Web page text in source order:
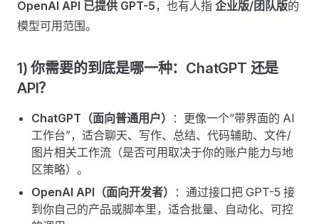
OpenAI API 已提供 GPT-5，也有人指 企业版/团队版的
模型可用范围。
1) 你需要的到底是哪一种：ChatGPT 还是
API？
ChatGPT（面向普通用户）
：更像一个“带界面的 AI
工作台”，适合聊天、写作、总结、代码辅助、文件/
图片相关工作流（是否可用取决于你的账户能力与地
区策略）。
OpenAI API（面向开发者）
：通过接口把 GPT-5 接
到你自己的产品或脚本里，适合批量、自动化、可控